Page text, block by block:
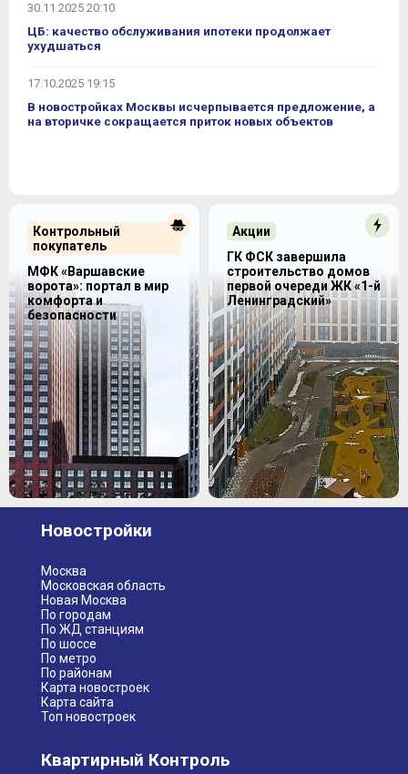
30.11.2025 20:10
ЦБ: качество обслуживания ипотеки продолжает
ухудшаться
17.10.2025 19:15
В новостройках Москвы исчерпывается предложение, а
на вторичке сокращается приток новых объектов
Контрольный
покупатель
МФК «Варшавские
ворота»: портал в мир
комфорта и
безопасности
Акции
ГК ФСК завершила
строительство домов
первой очереди ЖК «1-й
Ленинградский»
Новостройки
Москва
Московская область
Новая Москва
По городам
По ЖД станциям
По шоссе
По метро
По районам
Карта новостроек
Карта сайта
Топ новостроек
Квартирный Контроль